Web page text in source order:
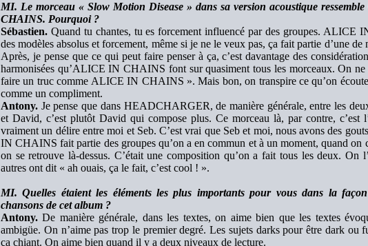
MI. Le morceau « Slow Motion Disease » dans sa version acoustique
CHAINS. Pourquoi ?
Sébastien. Quand tu chantes, tu es forcement influencé par des groupes. ALICE
des modèles absolus et forcement, même si je ne le veux pas, ça fait partie d’une de
Après, je pense que ce qui peut faire penser à ça, c’est davantage des
harmonisées qu’ALICE IN CHAINS font sur quasiment tous les morceaux. On ne
faire un truc comme ALICE IN CHAINS ». Mais bon, on transpire ce qu’on
comme un compliment.
Antony. Je pense que dans HEADCHARGER, de manière générale, entre les
et David, c’est plutôt David qui compose plus. Ce morceau là, par contre, c’est
vraiment un délire entre moi et Seb. C’est vrai que Seb et moi, nous avons des
IN CHAINS fait partie des groupes qu’on a en commun et à un moment, quand on
on se retrouve là-dessus. C’était une composition qu’on a fait tous les deux. On
autres ont dit « ah ouais, ça le fait, c’est cool ! ».
MI. Quelles étaient les éléments les plus importants pour vous dans la
chansons de cet album ?
Antony. De manière générale, dans les textes, on aime bien que les textes
ambigüe. On n’aime pas trop le premier degré. Les sujets darks pour être dark ou
ça chiant. On aime bien quand il y a deux niveaux de lecture.